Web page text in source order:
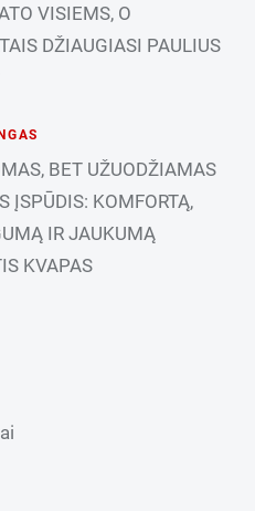
VISIEMS, O
DŽIAUGIASI PAULIUS
BET UŽUODŽIAMAS
ĮSPŪDIS: KOMFORTĄ,
IR JAUKUMĄ
KVAPAS